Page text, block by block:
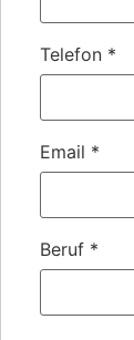
Telefon *
Email *
Beruf *